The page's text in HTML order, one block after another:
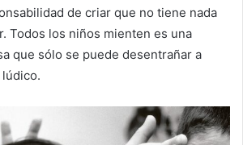
de criar que no tiene nada
Todos los niños mienten es una
que sólo se puede desentrañar a